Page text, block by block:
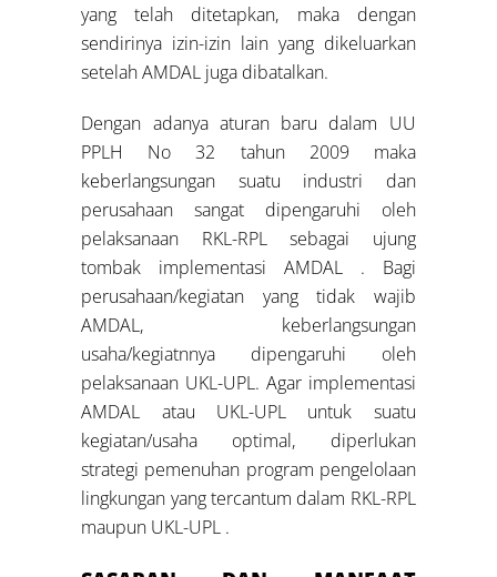
yang telah ditetapkan, maka dengan
sendirinya izin-izin lain yang dikeluarkan
setelah AMDAL juga dibatalkan.
Dengan adanya aturan baru dalam UU
PPLH No 32 tahun 2009 maka
keberlangsungan suatu industri dan
perusahaan sangat dipengaruhi oleh
pelaksanaan RKL-RPL sebagai ujung
tombak implementasi AMDAL . Bagi
perusahaan/kegiatan yang tidak wajib
AMDAL, keberlangsungan
usaha/kegiatnnya dipengaruhi oleh
pelaksanaan UKL-UPL. Agar implementasi
AMDAL atau UKL-UPL untuk suatu
kegiatan/usaha optimal, diperlukan
strategi pemenuhan program pengelolaan
lingkungan yang tercantum dalam RKL-RPL
maupun UKL-UPL .